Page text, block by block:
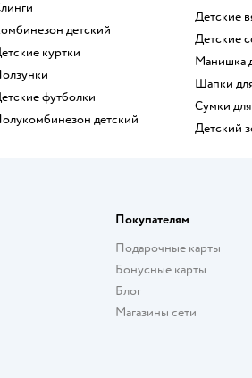
Слинги
Комбинезон детский
Детские куртки
Ползунки
Детские футболки
Полукомбинезон детский
Детские
Детские
Манишка
Шапки
Сумки
Детский
Покупателям
Подарочные карты
Бонусные карты
Блог
Магазины сети